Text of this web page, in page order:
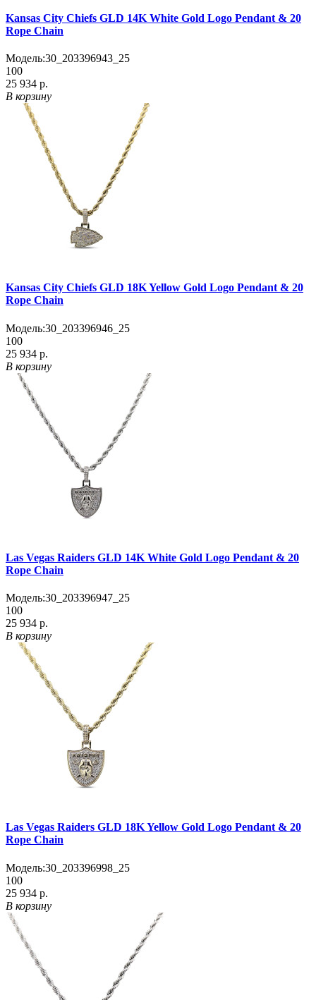
Kansas City Chiefs GLD 14K White Gold Logo Pendant & 20
Rope Chain
Модель:30_203396943_25
100
25 934 р.
В корзину
Kansas City Chiefs GLD 18K Yellow Gold Logo Pendant & 20
Rope Chain
Модель:30_203396946_25
100
25 934 р.
В корзину
Las Vegas Raiders GLD 14K White Gold Logo Pendant & 20
Rope Chain
Модель:30_203396947_25
100
25 934 р.
В корзину
Las Vegas Raiders GLD 18K Yellow Gold Logo Pendant & 20
Rope Chain
Модель:30_203396998_25
100
25 934 р.
В корзину